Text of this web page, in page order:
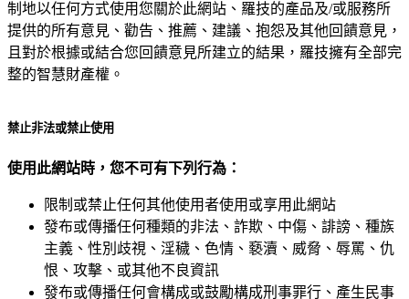
制地以任何方式使用您關於此網站、羅技的產品及/或服務所
提供的所有意見、勸告、推薦、建議、抱怨及其他回饋意見，
且對於根據或結合您回饋意見所建立的結果，羅技擁有全部完
整的智慧財產權。
禁止非法或禁止使用
使用此網站時，您不可有下列行為：
限制或禁止任何其他使用者使用或享用此網站
發布或傳播任何種類的非法、詐欺、中傷、誹謗、種族
主義、性別歧視、淫穢、色情、褻瀆、威脅、辱罵、仇
恨、攻擊、或其他不良資訊
發布或傳播任何會構成或鼓勵構成刑事罪行、產生民事